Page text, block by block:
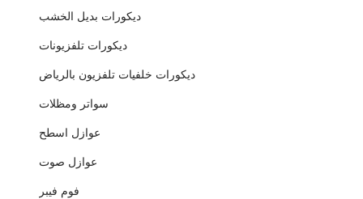
ديكورات بديل الخشب
ديكورات تلفزيونات
ديكورات خلفيات تلفزيون بالرياض
سواتر ومظلات
عوازل اسطح
عوازل صوت
فوم فيبر